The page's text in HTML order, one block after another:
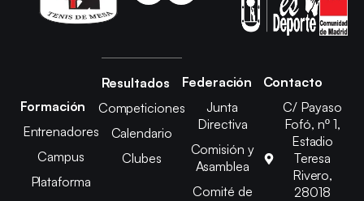
Formación
Entrenadores
Campus
Plataforma
Resultados
Competiciones
Calendario
Clubes
Federación
Junta
Directiva
Comisión y
Asamblea
Comité de
Contacto
C/ Payaso
Fofó, nº 1,
Estadio
Teresa
Rivero,
28018